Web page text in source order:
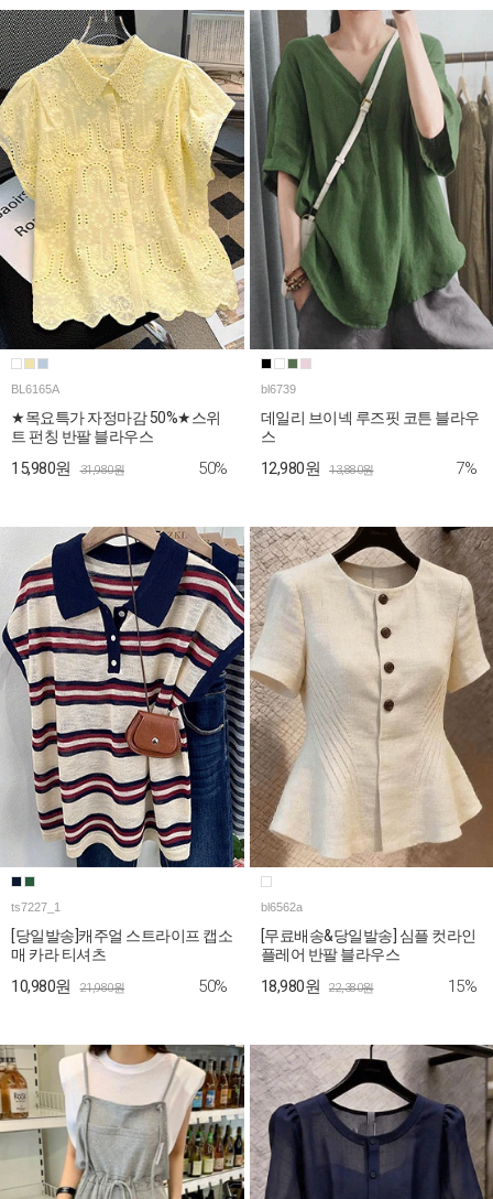
BL6165A
★목요특가 자정마감 50%★스위
트 펀칭 반팔 블라우스
15,980원 31,980원 50%
bl6739
데일리 브이넥 루즈핏 코튼 블라우
스
12,980원 13,880원 7%
ts7227_1
[당일발송]캐주얼 스트라이프 캡소
매 카라 티셔츠
10,980원 21,980원 50%
bl6562a
[무료배송&당일발송] 심플 컷라인
플레어 반팔 블라우스
18,980원 22,380원 15%